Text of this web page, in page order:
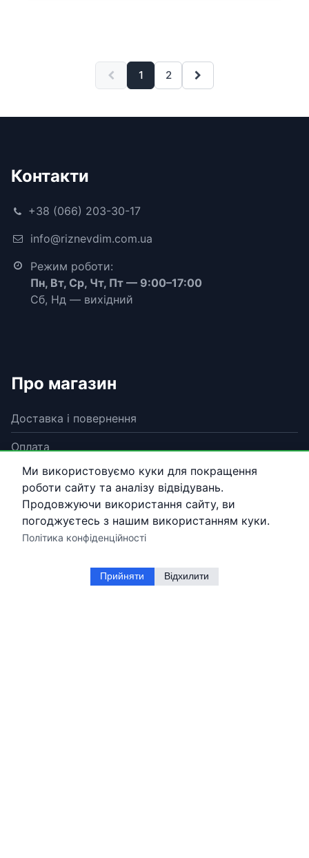
1 2
Контакти
+38 (066) 203-30-17
info@riznevdim.com.ua
Режим роботи:
Пн, Вт, Ср, Чт, Пт — 9:00–17:00
Сб, Нд — вихідний
Про магазин
Доставка і повернення
Оплата
Гарантія
Договір публічної оферти
Ми використовуємо куки для покращення
роботи сайту та аналізу відвідувань.
Продовжуючи використання сайту, ви
погоджуєтесь з нашим використанням куки.
Політика конфіденційності
Прийняти Відхилити